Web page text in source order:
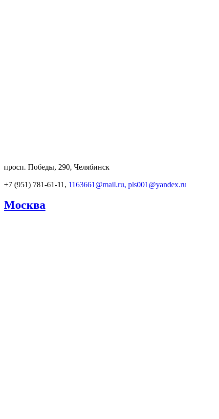
просп. Победы, 290, Челябинск
+7 (951) 781-61-11, 1163661@mail.ru, pls001@yandex.ru
Москва